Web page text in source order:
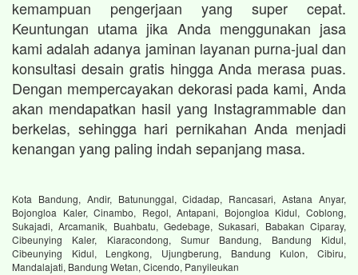
kemampuan pengerjaan yang super cepat.
Keuntungan utama jika Anda menggunakan jasa
kami adalah adanya jaminan layanan purna-jual dan
konsultasi desain gratis hingga Anda merasa puas.
Dengan mempercayakan dekorasi pada kami, Anda
akan mendapatkan hasil yang Instagrammable dan
berkelas, sehingga hari pernikahan Anda menjadi
kenangan yang paling indah sepanjang masa.
Kota Bandung, Andir, Batununggal, Cidadap, Rancasari, Astana Anyar,
Bojongloa Kaler, Cinambo, Regol, Antapani, Bojongloa Kidul, Coblong,
Sukajadi, Arcamanik, Buahbatu, Gedebage, Sukasari, Babakan Ciparay,
Cibeunying Kaler, Kiaracondong, Sumur Bandung, Bandung Kidul,
Cibeunying Kidul, Lengkong, Ujungberung, Bandung Kulon, Cibiru,
Mandalajati, Bandung Wetan, Cicendo, Panyileukan